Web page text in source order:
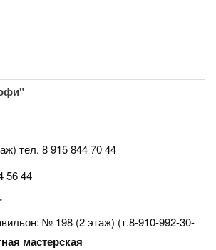
тел. 8 915 844 70 44
56 44
№ 198 (2 этаж) (т.8-910-992-30-
мастерская